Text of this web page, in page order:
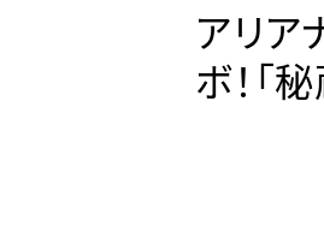
アリア
ボ！「